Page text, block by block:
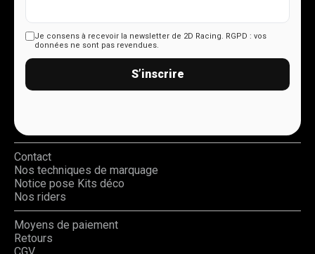
Je consens à recevoir la newsletter de 2D Racing. RGPD : vos
données ne sont pas revendues.
S’inscrire
Contact
Nos techniques de marquage
Notice pose Kits déco
Nos riders
Moyens de paiement
Retours